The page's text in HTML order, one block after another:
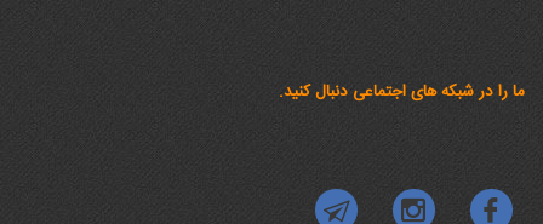
ما را در شبکه های اجتماعی دنبال کنید.